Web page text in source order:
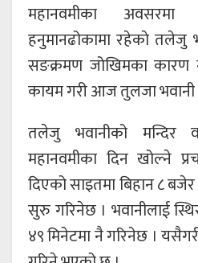
महानवमीका अवसरमा
हनुमानढोकामा रहेकाे तलेजु
सङक्रमण जोखिमका कारण
कायम गरी आज तुलजा भवानी
तलेजु भवानीको मन्दिर
महानवमीका दिन खोल्ने
दिएको साइतमा बिहान ८ बजेर
सुरु गरिनेछ । भवानीलाई
४९ मिनेटमा नै गरिनेछ ।